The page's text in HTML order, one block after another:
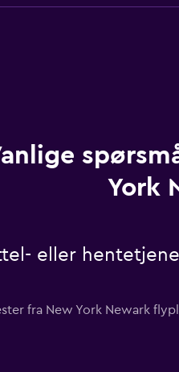
York
eller
fra New York Newark